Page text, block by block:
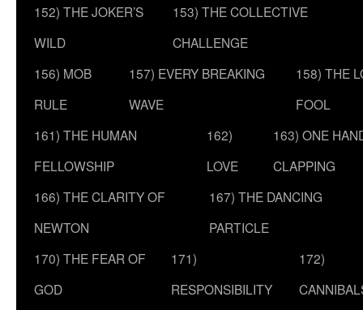
152) THE JOKER’S
WILD
153) THE COLLECTIVE
CHALLENGE
156) MOB
RULE
157) EVERY BREAKING
WAVE
158) THE
FOOL
161) THE HUMAN
FELLOWSHIP
162)
LOVE
163) ONE
CLAPPING
166) THE CLARITY OF
NEWTON
167) THE DANCING
PARTICLE
170) THE FEAR OF
GOD
171)
RESPONSIBILITY
172)